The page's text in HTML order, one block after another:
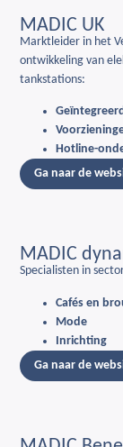
MADIC UK
Marktleider in het
ontwikkeling van
tankstations:
Hotline-
Ga naar de
MADIC
Specialisten in
Cafés en
Mode
Inrichting
Ga naar de